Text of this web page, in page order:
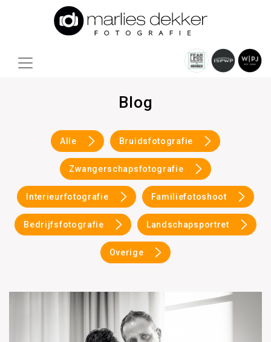
Blog
Alle Bruidsfotografie
Zwangerschapsfotografie
Interieurfotografie Familiefotoshoot
Bedrijfsfotografie Landschapsportret
Overige